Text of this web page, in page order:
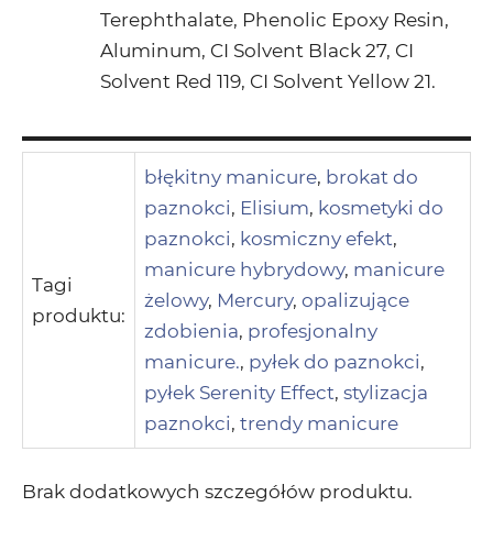
Terephthalate, Phenolic Epoxy Resin,
Aluminum, CI Solvent Black 27, CI
Solvent Red 119, CI Solvent Yellow 21.
Tagi
produktu:
błękitny manicure, brokat do
paznokci, Elisium, kosmetyki do
paznokci, kosmiczny efekt,
manicure hybrydowy, manicure
żelowy, Mercury, opalizujące
zdobienia, profesjonalny
manicure., pyłek do paznokci,
pyłek Serenity Effect, stylizacja
paznokci, trendy manicure
Brak dodatkowych szczegółów produktu.